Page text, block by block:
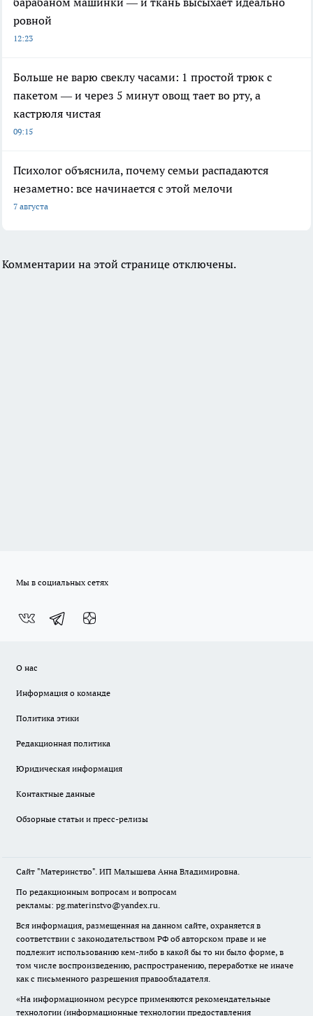
ровной
12:23
Больше не варю свеклу часами: 1 простой трюк с
пакетом — и через 5 минут овощ тает во рту, а
кастрюля чистая
09:15
Психолог объяснила, почему семьи распадаются
незаметно: все начинается с этой мелочи
7 августа
Комментарии на этой странице отключены.
Мы в социальных сетях
О нас
Информация о команде
Политика этики
Редакционная политика
Юридическая информация
Контактные данные
Обзорные статьи и пресс-релизы
Сайт "Материнство". ИП Малышева Анна Владимировна.
По редакционным вопросам и вопросам
рекламы: pg.materinstvo@yandex.ru.
Вся информация, размещенная на данном сайте, охраняется в
соответствии с законодательством РФ об авторском праве и не
подлежит использованию кем-либо в какой бы то ни было форме, в
том числе воспроизведению, распространению, переработке не иначе
как с письменного разрешения правообладателя.
«На информационном ресурсе применяются рекомендательные
технологии (информационные технологии предоставления